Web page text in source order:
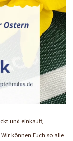
und einkauft,
können Euch so alle